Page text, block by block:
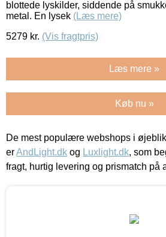
blottede lyskilder, siddende på
metal. En lysek (Læs mere)
5279 kr. (Vis fragtpris)
Læs mere »
Køb nu »
De mest populære webshops i
erAndLight.dk og Luxlight.dk, som
fragt, hurtig levering og prismatch på